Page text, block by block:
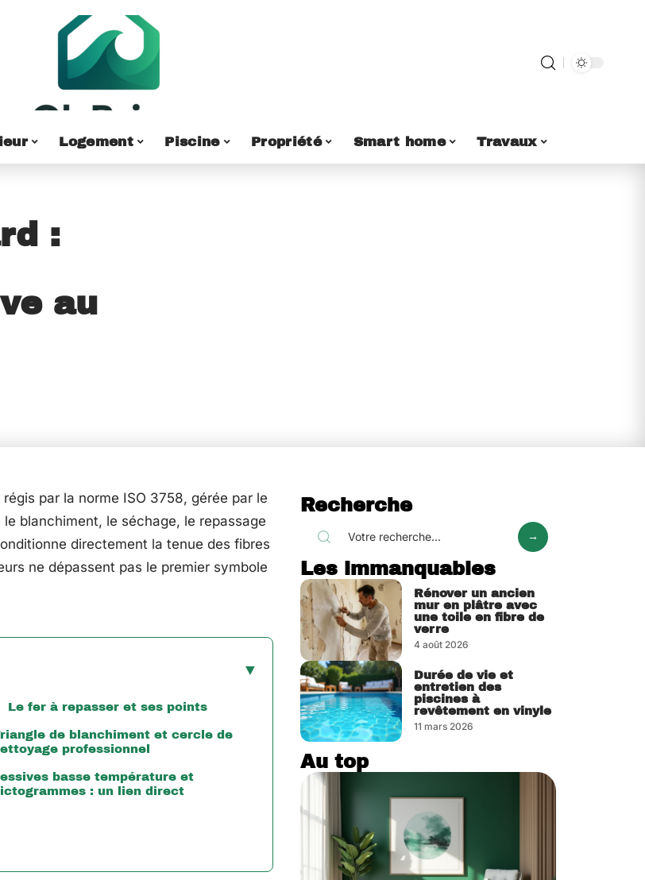
Logement Piscine Propriété Smart home Travaux
:
au
par la norme ISO 3758, gérée par le
blanchiment, le séchage, le repassage
directement la tenue des fibres
ne dépassent pas le premier symbole
Le fer à repasser et ses points
de blanchiment et cercle de
professionnel
basse température et
: un lien direct
Recherche
Les immanquables
Rénover un ancien
mur en plâtre avec
une toile en fibre de
verre
4 août 2026
Durée de vie et
entretien des
piscines à
revêtement en vinyle
11 mars 2026
Au top